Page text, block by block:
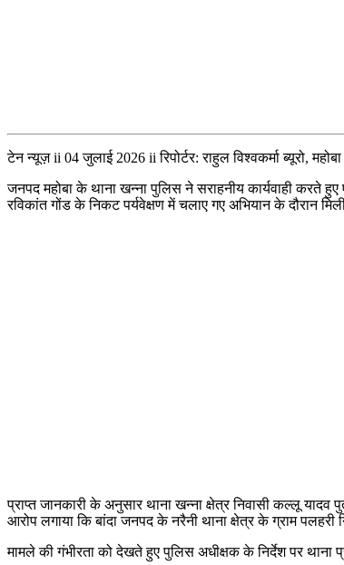
टेन न्यूज़ ii 04 जुलाई 2026 ii रिपोर्टर: राहुल विश्वकर्मा ब्यूरो, महोबा
जनपद महोबा के थाना खन्ना पुलिस ने सराहनीय कार्यवाही करते
रविकांत गोंड के निकट पर्यवेक्षण में चलाए गए अभियान के दौरान
प्राप्त जानकारी के अनुसार थाना खन्ना क्षेत्र निवासी कल्लू
आरोप लगाया कि बांदा जनपद के नरैनी थाना क्षेत्र के ग्राम
मामले की गंभीरता को देखते हुए पुलिस अधीक्षक के निर्देश पर थाना